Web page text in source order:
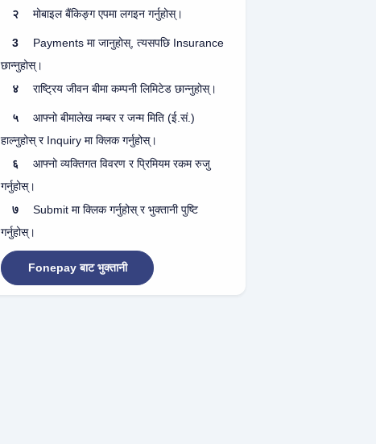
२ मोबाइल बैंकिङ्ग एपमा लगइन गर्नुहोस्।
3
Payments मा जानुहोस्, त्यसपछि Insurance
छान्नुहोस्।
४
राष्ट्रिय जीवन बीमा कम्पनी लिमिटेड छान्नुहोस्।
५
आफ्नो बीमालेख नम्बर र जन्म मिति (ई.सं.)
हाल्नुहोस् र Inquiry मा क्लिक गर्नुहोस्।
६
आफ्नो व्यक्तिगत विवरण र प्रिमियम रकम रुजु
गर्नुहोस्।
७
Submit मा क्लिक गर्नुहोस् र भुक्तानी पुष्टि
गर्नुहोस्।
Fonepay बाट भुक्तानी